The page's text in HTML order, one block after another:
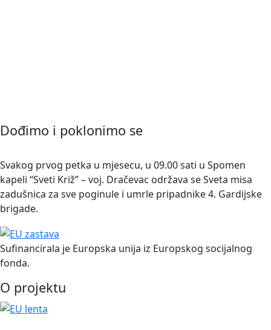
Dođimo i poklonimo se
Svakog prvog petka u mjesecu, u 09.00 sati u Spomen
kapeli “Sveti Križ” – voj. Dračevac održava se Sveta misa
zadušnica za sve poginule i umrle pripadnike 4. Gardijske
brigade.
Sufinancirala je Europska unija iz Europskog socijalnog
fonda.
O projektu